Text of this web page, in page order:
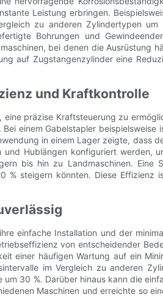
Leistung erbringen.
zu anderen Zylindertypen
Bohrungen und
bei denen die
auf Zugstangenzylinder eine
und Kraftkontrolle
präzise Kraftsteuerung zu
einem Gabelstapler
in einem Lager zeigte, dass
Hublängen konfiguriert werden,
bis hin zu Landmaschinen.
% steigern könnten. Diese
einfache Installation und der
von entscheidender
einer häufigen Wartung auf ein
im Vergleich zu anderen
30 %. Darüber hinaus kann die
Maschinen und erreichte so